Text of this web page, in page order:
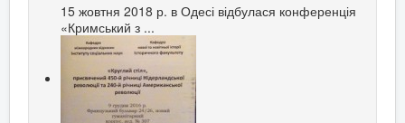
15 жовтня 2018 р. в Одесі відбулася конференція
«Кримський з ...